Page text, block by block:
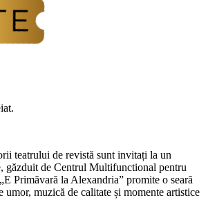
teatrului de revistă sunt invitați la un
găzduit de Centrul Multifunctional pentru
Primăvară la Alexandria” promite o seară
umor, muzică de calitate și momente artistice